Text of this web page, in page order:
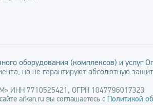
оборудования (комплексов) и услуг
но не гарантируют абсолютную
ИНН 7710525421, ОГРН 1047796017323
arkan.ru вы соглашаетесь сПолитикой